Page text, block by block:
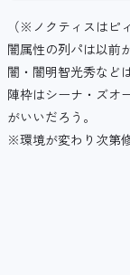
（※ノクティスはピ
闇属性の列パは以前
闇・闇明智光秀など
陣枠はシーナ・ズオ
がいいだろう。
※環境が変わり次第